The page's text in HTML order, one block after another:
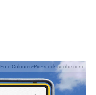
Foto:Coloures-Pic - stock.adobe.com